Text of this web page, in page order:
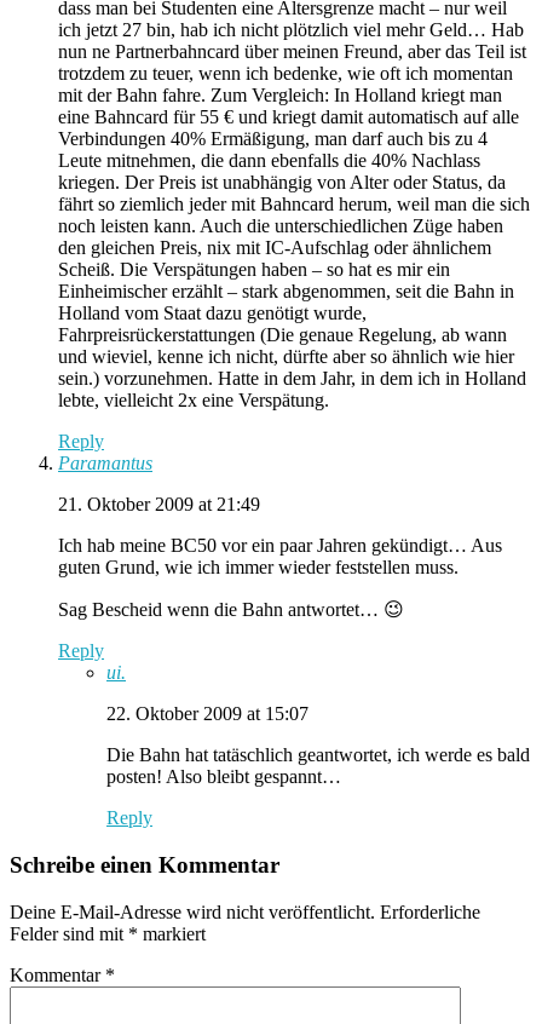
dass man bei Studenten eine Altersgrenze macht – nur weil
ich jetzt 27 bin, hab ich nicht plötzlich viel mehr Geld… Hab
nun ne Partnerbahncard über meinen Freund, aber das Teil ist
trotzdem zu teuer, wenn ich bedenke, wie oft ich momentan
mit der Bahn fahre. Zum Vergleich: In Holland kriegt man
eine Bahncard für 55 € und kriegt damit automatisch auf alle
Verbindungen 40% Ermäßigung, man darf auch bis zu 4
Leute mitnehmen, die dann ebenfalls die 40% Nachlass
kriegen. Der Preis ist unabhängig von Alter oder Status, da
fährt so ziemlich jeder mit Bahncard herum, weil man die sich
noch leisten kann. Auch die unterschiedlichen Züge haben
den gleichen Preis, nix mit IC-Aufschlag oder ähnlichem
Scheiß. Die Verspätungen haben – so hat es mir ein
Einheimischer erzählt – stark abgenommen, seit die Bahn in
Holland vom Staat dazu genötigt wurde,
Fahrpreisrückerstattungen (Die genaue Regelung, ab wann
und wieviel, kenne ich nicht, dürfte aber so ähnlich wie hier
sein.) vorzunehmen. Hatte in dem Jahr, in dem ich in Holland
lebte, vielleicht 2x eine Verspätung.
Reply
Paramantus
21. Oktober 2009 at 21:49
Ich hab meine BC50 vor ein paar Jahren gekündigt… Aus
guten Grund, wie ich immer wieder feststellen muss.
Sag Bescheid wenn die Bahn antwortet… 😉
Reply
ui.
22. Oktober 2009 at 15:07
Die Bahn hat tatäschlich geantwortet, ich werde es bald
posten! Also bleibt gespannt…
Reply
Schreibe einen Kommentar
Deine E-Mail-Adresse wird nicht veröffentlicht. Erforderliche
Felder sind mit * markiert
Kommentar *